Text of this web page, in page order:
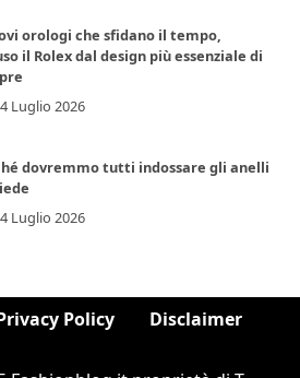
orologi che sfidano il tempo,
il Rolex dal design più essenziale di
Luglio 2026
dovremmo tutti indossare gli anelli
Luglio 2026
Policy Disclaimer